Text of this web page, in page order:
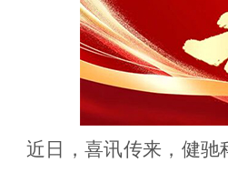
近日，喜讯传来，健